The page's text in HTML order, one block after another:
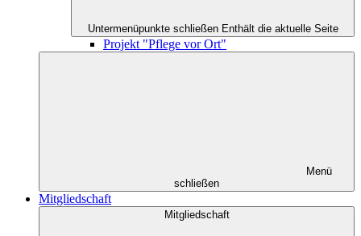
Untermenüpunkte schließen Enthält die aktuelle Seite
Projekt "Pflege vor Ort"
Menü
schließen
Mitgliedschaft
Mitgliedschaft